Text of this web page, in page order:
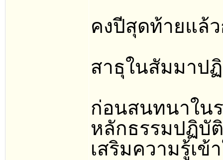
คงปีสุดท้ายแล้
สาธุในสัมมา
ก่อนสนทนาใน
หลักธรรมปฏิบัติ
เสริมความรู้เข้